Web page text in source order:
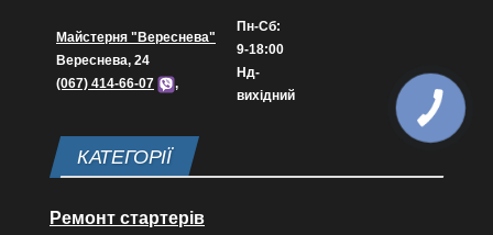
Майстерня "Вереснева"
Вереснева, 24
(067) 414-66-07
,
Пн-Сб:
9-18:00
Нд-
вихідний
КАТЕГОРІЇ
Ремонт стартерів